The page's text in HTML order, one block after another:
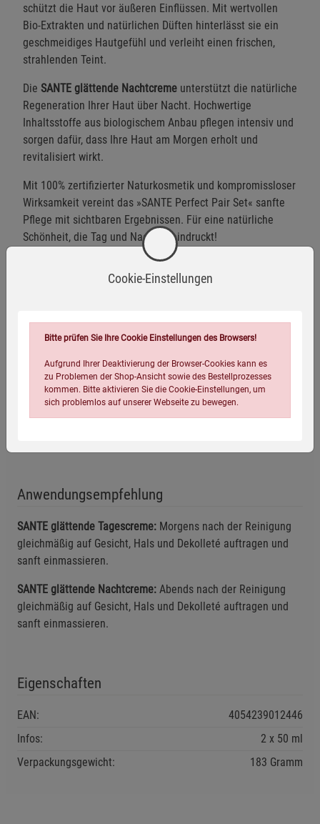
schützt die Haut vor äußeren Einflüssen. Mit wertvollen
Bio-Extrakten und natürlichen Düften hinterlässt sie ein
geschmeidiges Hautgefühl und verleiht einen frischen,
strahlenden Teint.
Die SANTE glättende Nachtcreme unterstützt die natürliche
Regeneration Ihrer Haut über Nacht. Hochwertige
Inhaltsstoffe aus biologischem Anbau pflegen intensiv und
sorgen dafür, dass Ihre Haut am Morgen erholt und
revitalisiert wirkt.
Mit 100% zertifizierter Naturkosmetik und kompromissloser
Wirksamkeit vereint das »SANTE Perfect Pair Set« sanfte
Pflege mit sichtbaren Ergebnissen. Für eine natürliche
Schönheit, die Tag und Nacht beeindruckt!
Kontrollstelle BDIH (Cosmos Natural)
Herstellerinformationen
Anwendungsempfehlung
SANTE glättende Tagescreme: Morgens nach der Reinigung
gleichmäßig auf Gesicht, Hals und Dekolleté auftragen und
sanft einmassieren.
SANTE glättende Nachtcreme: Abends nach der Reinigung
gleichmäßig auf Gesicht, Hals und Dekolleté auftragen und
sanft einmassieren.
Eigenschaften
EAN:
4054239012446
Infos:
2 x 50 ml
Verpackungsgewicht:
183 Gramm
Cookie-Einstellungen
Bitte prüfen Sie Ihre Cookie Einstellungen des Browsers!
Aufgrund Ihrer Deaktivierung der Browser-Cookies kann es
zu Problemen der Shop-Ansicht sowie des Bestellprozesses
kommen. Bitte aktivieren Sie die Cookie-Einstellungen, um
sich problemlos auf unserer Webseite zu bewegen.
Einstellungen speichern für die GruppeEinstellungen speichern für die Gruppe
Notwendige Cookies (5)
Funktionale Cookies (1)
Beschreibung Funktionale Cookies